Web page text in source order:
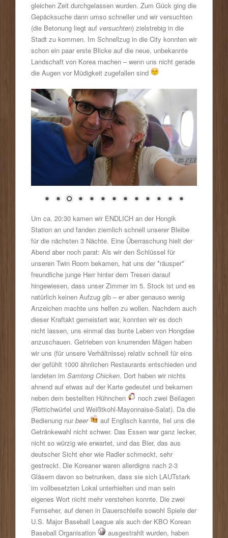
gleichen Zeit durchgelassen wurden. Zum Gück ging die
Gepäcksuche dann umso schneller und wir versuchten
(die Betonung liegt auf versuchten) zielstrebig in die
Stadt zu kommen. Im Schnellzug in die City konnten wir
schon ein paar erste Blicke auf die neue, unbekannte
Landschaft von Korea machen – wenn uns nicht gerade
die Augen vor Müdigkeit zugefallen sind
Um ca. 20:30 kamen wir ENDLICH an der Hongik
Station an und fanden ziemlich schnell unserer Bleibe
für die nächsten 3 Nächte. Eine Überraschung hielt der
Abend aber noch parat: Als wir den Schlüssel für
unseren Twin Room bekamen, hat uns der *räusper*
freundliche junge Herr hinter dem Tresen darauf
hingewiesen, dass unser Zimmer im 5. Stock ist und es
natürlich keinen Aufzug gib – er aber genauso wenig
Anzeichen machte uns helfen zu wollen. Nachdem auch
dieser Kraftakt gemeistert war, konnten wir es doch
nicht lassen, uns einmal das bunte Leben von Hongdae
anzuschauen. Getrieben von knurrenden Mägen haben
wir uns (für unsere Verhältnisse) relativ schnell für eins
der gefühlt 1000 ähnlichen Restaurants entschieden und
landeten im Samtong Chicken. Dort haben wir nichts
ahnend auf etwas auf der Karte gedeutet und bekamen
neben dem bestellten Hühnchen
noch zwei Beilagen
(Rettichwürfel und Weißtkohl-Mayonnaise-Salat). Da die
Bedienung nur beer
auf Englisch kannte, fiel uns die
Getränkewahl nicht schwer. Das Essen war ganz lecker,
nicht so würzig wie erwartet, und das Bier, das aus
deutscher Sicht eher wie Radler schmeckt, sehr
gestreckt. Die Koreaner waren allerdigns nach 2-3
Gläsern davon so betrunken, dass sie sich LAUTstark
im vollbesetzten Lokal unterhielten und man sein
eigenes Wort nicht mehr verstehen konnte. Die zwei
Fernseher, auf denen in Dauerschleife sowohl Spiele der
U.S. Major Baseball League als auch der KBO Korean
Baseball Organisation
ausgestrahlt wurden, haben